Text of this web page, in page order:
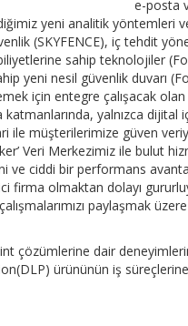
e-posta
yeni analitik yöntemleri
(SKYFENCE), iç tehdit
sahip teknolojiler
yeni nesil güvenlik duvarı
için entegre çalışacak
katmanlarında, yalnızca
müşterilerimize güven
Veri Merkezimiz ile bulut
ve ciddi bir performans
firma olmaktan dolayı
paylaşmak
çözümlerine dair
ürününün iş süreçlerine